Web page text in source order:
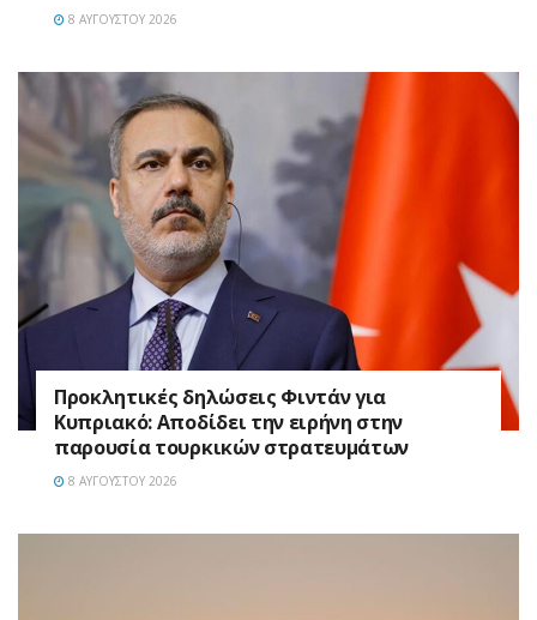
8 ΑΥΓΟΎΣΤΟΥ 2026
Προκλητικές δηλώσεις Φιντάν για
Κυπριακό: Αποδίδει την ειρήνη στην
παρουσία τουρκικών στρατευμάτων
8 ΑΥΓΟΎΣΤΟΥ 2026